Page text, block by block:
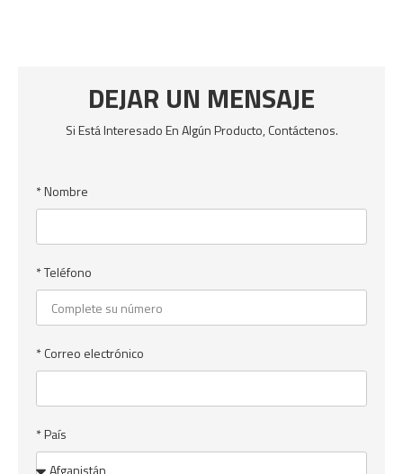
DEJAR UN MENSAJE
Si Está Interesado En Algún Producto, Contáctenos.
* Nombre
* Teléfono
* Correo electrónico
* País